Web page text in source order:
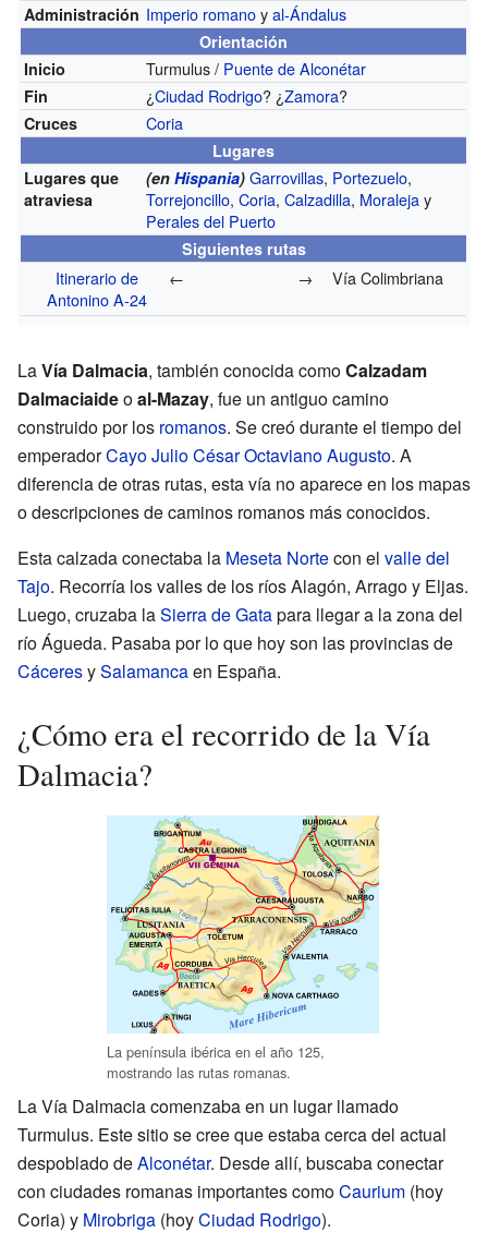
Administración Imperio romanoyal-Ándalus
Orientación
Inicio
Turmulus / Puente de Alconétar
Fin ¿Ciudad Rodrigo? ¿Zamora?
Cruces Coria
Lugares
Lugares que
atraviesa
(enHispania) Garrovillas, Portezuelo,
Torrejoncillo,Coria,Calzadilla, Moralejay
Perales del Puerto
Siguientes rutas
Itinerario de
Antonino A-24
← → Vía Colimbriana
LaVía Dalmacia, también conocida comoCalzadam
Dalmaciaideoal-Mazay, fue un antiguo camino
construido por los romanos. Se creó durante el tiempo del
emperadorCayo Julio César Octaviano Augusto. A
diferencia de otras rutas, esta vía no aparece en los mapas
o descripciones de caminos romanos más conocidos.
Esta calzada conectaba la Meseta Nortecon el valle del
Tajo. Recorría los valles de los ríos Alagón, Arrago y Eljas.
Luego, cruzaba laSierra de Gatapara llegar a la zona del
río Águeda. Pasaba por lo que hoy son las provincias de
CáceresySalamancaen España.
¿Cómo era el recorrido de la Vía
Dalmacia?
La península ibérica en el año 125,
mostrando las rutas romanas.
La Vía Dalmacia comenzaba en un lugar llamado
Turmulus. Este sitio se cree que estaba cerca del actual
despoblado deAlconétar. Desde allí, buscaba conectar
con ciudades romanas importantes comoCaurium (hoy
Coria) y Mirobriga (hoyCiudad Rodrigo).